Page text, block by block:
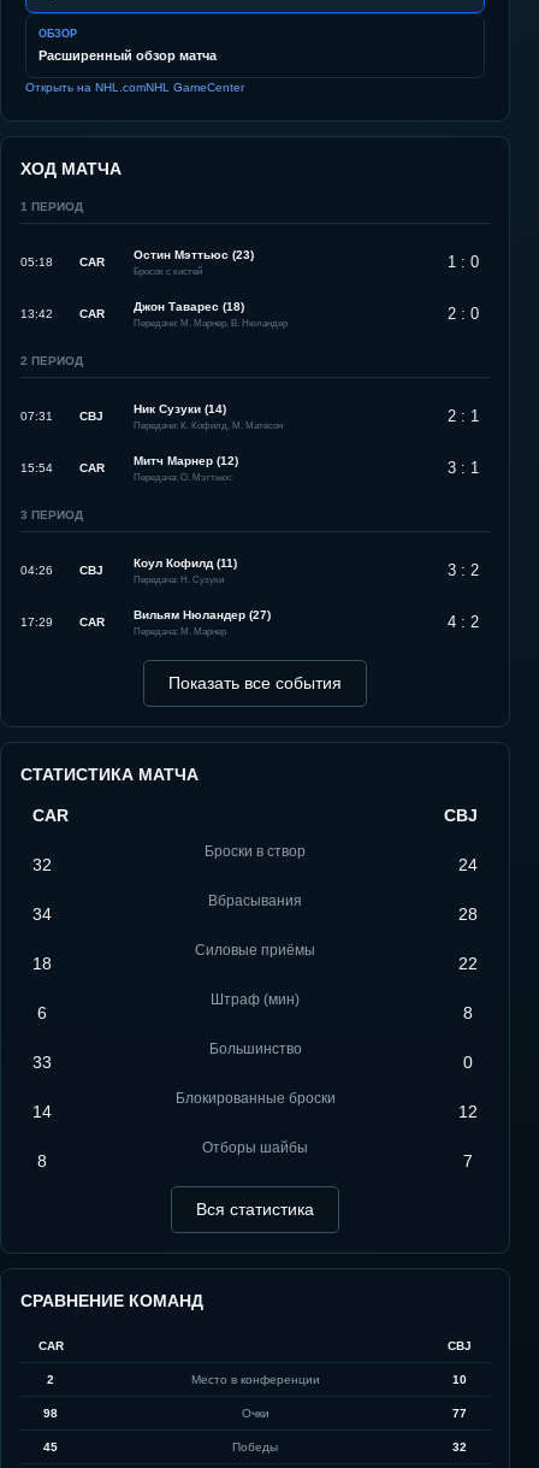
ОБЗОР
Расширенный обзор матча
Открыть на NHL.comNHL GameCenter
ХОД МАТЧА
1 ПЕРИОД
05:18 CAR
Остин Мэттьюс (23)
Бросок с кистей 1 : 0
13:42 CAR
Джон Таварес (18)
Передачи: М. Марнер, В. Нюландер 2 : 0
2 ПЕРИОД
07:31 CBJ
Ник Сузуки (14)
Передачи: К. Кофилд, М. Матесон 2 : 1
15:54 CAR
Митч Марнер (12)
Передача: О. Мэттьюс 3 : 1
3 ПЕРИОД
04:26 CBJ
Коул Кофилд (11)
Передача: Н. Сузуки 3 : 2
17:29 CAR
Вильям Нюландер (27)
Передача: М. Марнер 4 : 2
Показать все события
СТАТИСТИКА МАТЧА
CAR CBJ
32
Броски в створ
24
34
Вбрасывания
28
18
Силовые приёмы
22
6
Штраф (мин)
8
33
Большинство
0
14
Блокированные броски
12
8
Отборы шайбы
7
Вся статистика
СРАВНЕНИЕ КОМАНД
CAR CBJ
2 Место в конференции 10
98 Очки 77
45 Победы 32